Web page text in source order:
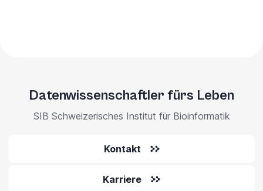
Datenwissenschaftler fürs Leben
SIB Schweizerisches Institut für Bioinformatik
Kontakt
Karriere